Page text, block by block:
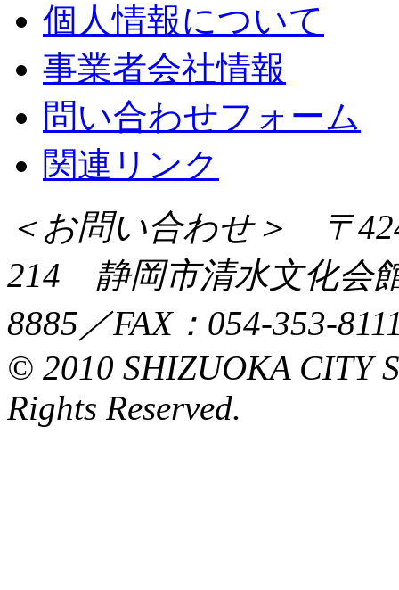
個人情報について
事業者会社情報
問い合わせフォーム
関連リンク
＜お問い合わせ＞ 〒
214 静岡市清水文化会
8885／FAX：054-353-
© 2010 SHIZUOKA CITY
Rights Reserved.